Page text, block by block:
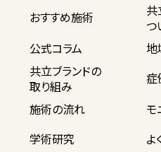
おすすめ施術
共
つ
公式コラム
地
共立ブランドの
取り組み
症
施術の流れ
モ
学術研究
よ